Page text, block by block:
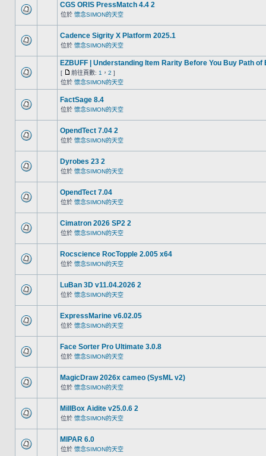
CGS ORIS PressMatch 4.4 2
位於 懷念SIMON的天空
Cadence Sigrity X Platform 2025.1
位於 懷念SIMON的天空
EZBUFF | Understanding Item Rarity Before You Buy Path of
[ 前往頁數: 1 ， 2 ]
位於 懷念SIMON的天空
FactSage 8.4
位於 懷念SIMON的天空
OpendTect 7.04 2
位於 懷念SIMON的天空
Dyrobes 23 2
位於 懷念SIMON的天空
OpendTect 7.04
位於 懷念SIMON的天空
Cimatron 2026 SP2 2
位於 懷念SIMON的天空
Rocscience RocTopple 2.005 x64
位於 懷念SIMON的天空
LuBan 3D v11.04.2026 2
位於 懷念SIMON的天空
ExpressMarine v6.02.05
位於 懷念SIMON的天空
Face Sorter Pro Ultimate 3.0.8
位於 懷念SIMON的天空
MagicDraw 2026x cameo (SysML v2)
位於 懷念SIMON的天空
MillBox Aidite v25.0.6 2
位於 懷念SIMON的天空
MIPAR 6.0
位於 懷念SIMON的天空